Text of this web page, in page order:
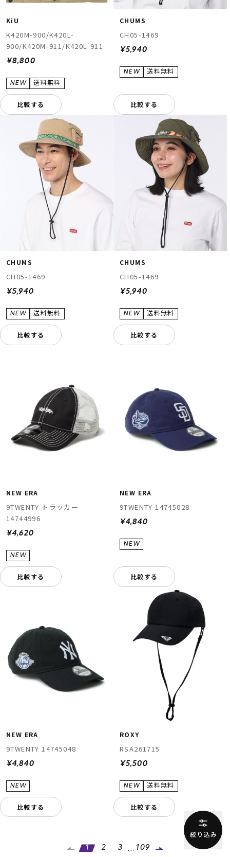
KiU
K420M-900/K420L-
900/K420M-911/K420L-911
¥8,800
比較する
CHUMS
CH05-1469
¥5,940
比較する
CHUMS
CH05-1469
¥5,940
比較する
CHUMS
CH05-1469
¥5,940
比較する
NEW ERA
9TWENTY トラッカー
14744996
¥4,620
比較する
NEW ERA
9TWENTY 14745028
¥4,840
比較する
NEW ERA
9TWENTY 14745048
¥4,840
比較する
ROXY
RSA261715
¥5,500
比較する
1 2 3 ... 109